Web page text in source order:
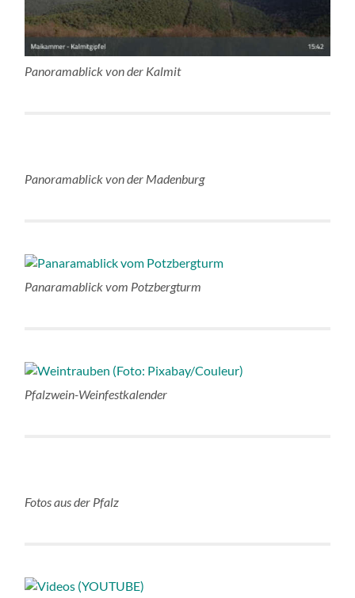
Panoramablick von der Kalmit
Panoramablick von der Madenburg
Panaramablick vom Potzbergturm
Pfalzwein-Weinfestkalender
Fotos aus der Pfalz